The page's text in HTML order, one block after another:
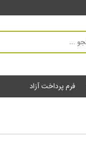
فرم پرداخت آزاد